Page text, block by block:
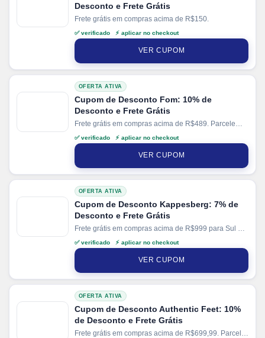
Desconto e Frete Grátis
Frete grátis em compras acima de R$150.
✅ verificado ⚡ aplicar no checkout
VER CUPOM
OFERTA ATIVA
Cupom de Desconto Fom: 10% de
Desconto e Frete Grátis
Frete grátis em compras acima de R$489. Parcele
suas compras em até 8x sem juros no cartão. Ganhe
+ 5% de desconto em pagamentos via PIX.
✅ verificado ⚡ aplicar no checkout
VER CUPOM
OFERTA ATIVA
Cupom de Desconto Kappesberg: 7% de
Desconto e Frete Grátis
Frete grátis em compras acima de R$999 para Sul e
SP. Parcele suas compras em até 12x sem juros no
cartão. Ganhe + 12% de desconto em pagamentos
✅ verificado ⚡ aplicar no checkout
VER CUPOM
OFERTA ATIVA
Cupom de Desconto Authentic Feet: 10%
de Desconto e Frete Grátis
Frete grátis em compras acima de R$699,99. Parcele